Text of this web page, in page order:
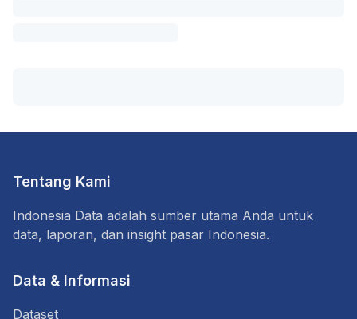
Tentang Kami
Indonesia Data adalah sumber utama Anda untuk
data, laporan, dan insight pasar Indonesia.
Data & Informasi
Dataset